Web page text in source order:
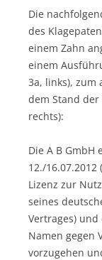
Die
des
einem Zahn
einem
3a, links), zum
dem Stand der
rechts):
Die A B
12./16.07.2012
Lizenz zur
seines
Vertrages)
Namen gegen
vorzugehen